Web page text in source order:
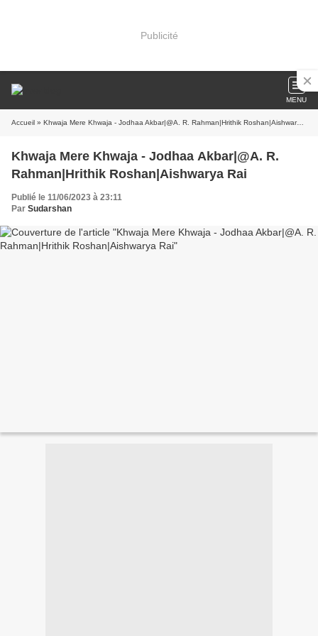
Publicité
MENU
Accueil » Khwaja Mere Khwaja - Jodhaa Akbar|@A. R. Rahman|Hrithik Roshan|Aishwarya Rai
Khwaja Mere Khwaja - Jodhaa Akbar|@A. R.
Rahman|Hrithik Roshan|Aishwarya Rai
Publié le 11/06/2023 à 23:11
Par Sudarshan